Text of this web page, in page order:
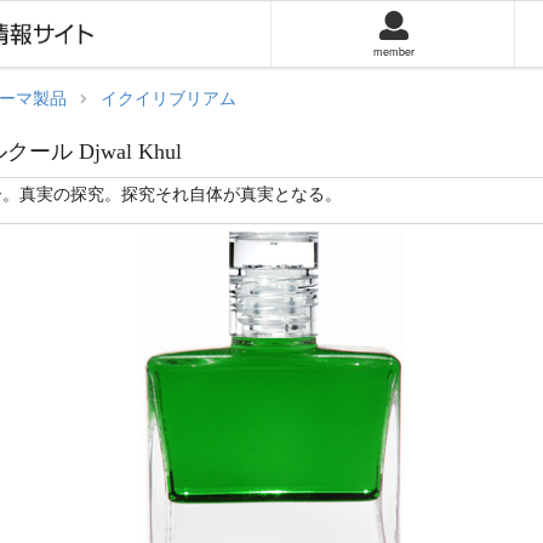
member
マ製品 イクイリブリアム
クール Djwal Khul
真実の探究。探究それ自体が真実となる。